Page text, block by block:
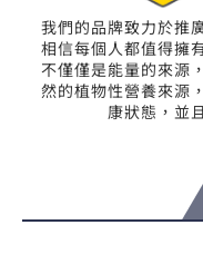
我們的品牌致力於推
相信每個人都值得擁
不僅僅是能量的來源
然的植物性營養來源
康狀態，並